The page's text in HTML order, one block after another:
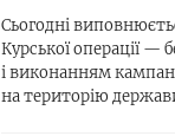
Сьогодні
Курської операції —
і виконанням
на територію